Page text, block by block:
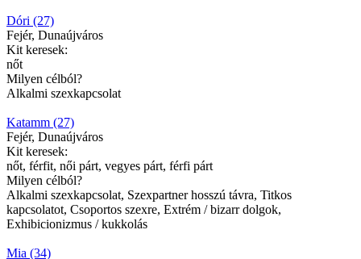
Dóri (27)
Fejér, Dunaújváros
Kit keresek:
nőt
Milyen célból?
Alkalmi szexkapcsolat
Katamm (27)
Fejér, Dunaújváros
Kit keresek:
nőt, férfit, női párt, vegyes párt, férfi párt
Milyen célból?
Alkalmi szexkapcsolat, Szexpartner hosszú távra, Titkos
kapcsolatot, Csoportos szexre, Extrém / bizarr dolgok,
Exhibicionizmus / kukkolás
Mia (34)